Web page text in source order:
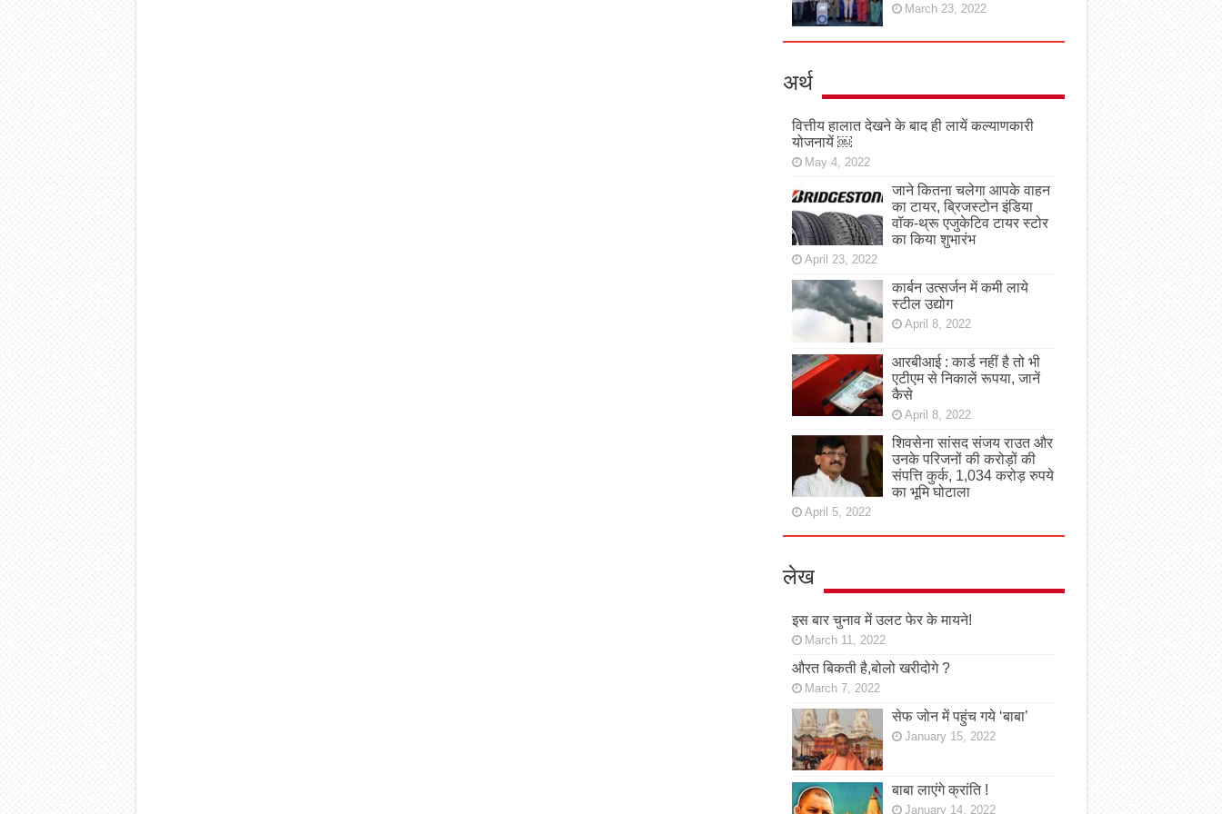
March 23, 2022
अर्थ
वित्तीय हालात देखने के बाद ही लायें कल्याणकारी
योजनायें ￼
May 4, 2022
जाने कितना चलेगा आपके वाहन
का टायर, ब्रिजस्टोन इंडिया
वॉक-थ्रू एजुकेटिव टायर स्टोर
का किया शुभारंभ
April 23, 2022
कार्बन उत्सर्जन में कमी लाये
स्टील उद्योग
April 8, 2022
आरबीआई : कार्ड नहीं है तो भी
एटीएम से निकालें रूपया, जानें
कैसे
April 8, 2022
शिवसेना सांसद संजय राउत और
उनके परिजनों की करोड़ों की
संपत्ति कुर्क, 1,034 करोड़ रुपये
का भूमि घोटाला
April 5, 2022
लेख
इस बार चुनाव में उलट फेर के मायने!
March 11, 2022
औरत बिकती है,बोलो खरीदोगे ?
March 7, 2022
सेफ जोन में पहुंच गये ‘बाबा’
January 15, 2022
बाबा लाएंगे क्रांति !
January 14, 2022